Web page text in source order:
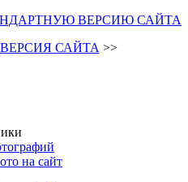
ВЕРСИЮ САЙТА
САЙТА >>
на сайт